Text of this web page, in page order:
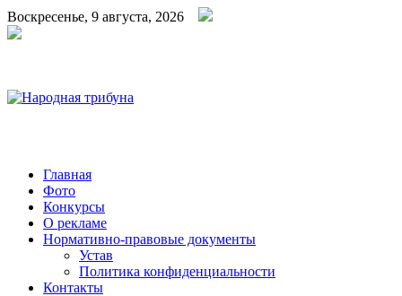
Воскресенье, 9 августа, 2026
Народная трибуна
Калининская районная газета
Главная
Фото
Конкурсы
О рекламе
Нормативно-правовые документы
Устав
Политика конфиденциальности
Контакты